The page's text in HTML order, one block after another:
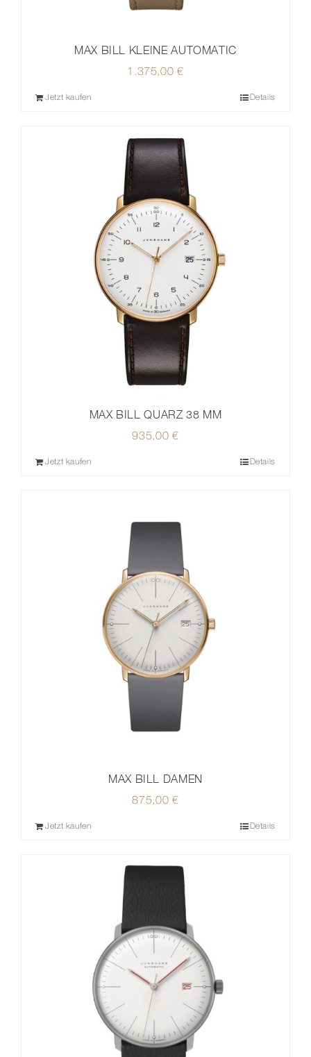
MAX BILL KLEINE AUTOMATIC
1.375,00€
Jetzt kaufen Details
MAX BILL QUARZ 38 MM
935,00 €
Jetzt kaufen Details
MAX BILL DAMEN
875,00 €
Jetzt kaufen Details